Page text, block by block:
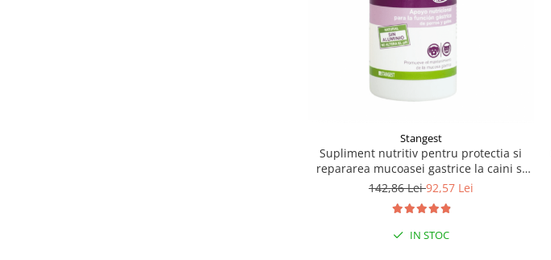
Stangest
Supliment nutritiv pentru protectia si
repararea mucoasei gastrice la caini si
pisici, GASTROPROTECT Stangest, 30
142,86 Lei92,57 Lei
IN STOC